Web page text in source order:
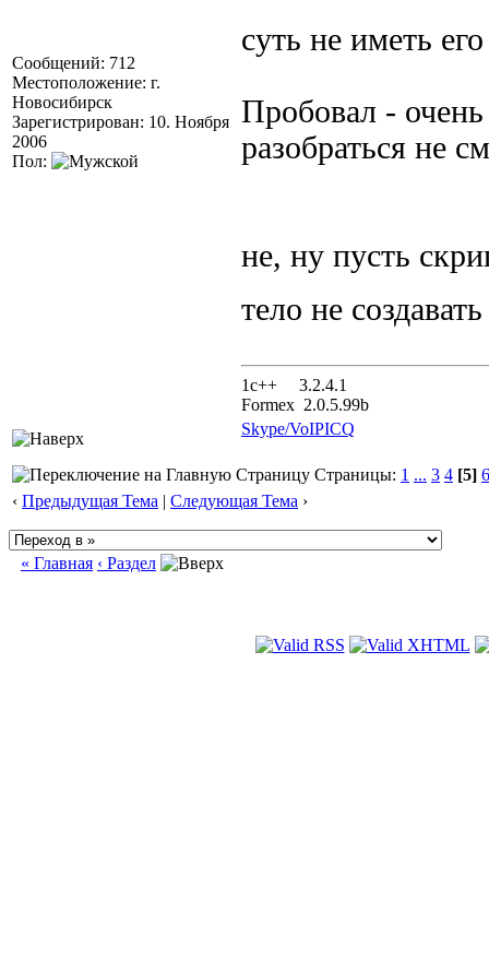
Сообщений: 712
Местоположение: г.
Новосибирск
Зарегистрирован: 10. Ноября
2006
Пол:
суть не иметь
Пробовал -
разобраться не
не, ну пусть
тело не
1с++ 3.2.4.1
Formex 2.0.5.99b
Skype/VoIPICQ
Страницы: 1 ... 3 4 [5] 6
‹ Предыдущая Тема | Следующая Тема ›
« Главная ‹ Раздел